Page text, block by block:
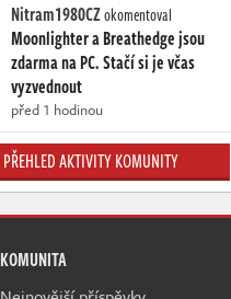
Nitram1980CZokomentoval
Moonlighter a Breathedge jsou
zdarma na PC. Stačí si je včas
vyzvednout
před 1 hodinou
PŘEHLED AKTIVITY KOMUNITY
KOMUNITA